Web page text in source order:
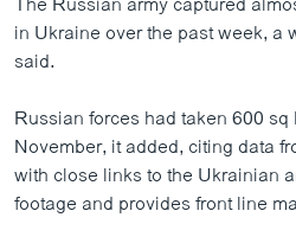
in Ukraine over the past week, a
said.
Russian forces had taken 600
November, it added, citing data
with close links to the Ukrainian
footage and provides front line